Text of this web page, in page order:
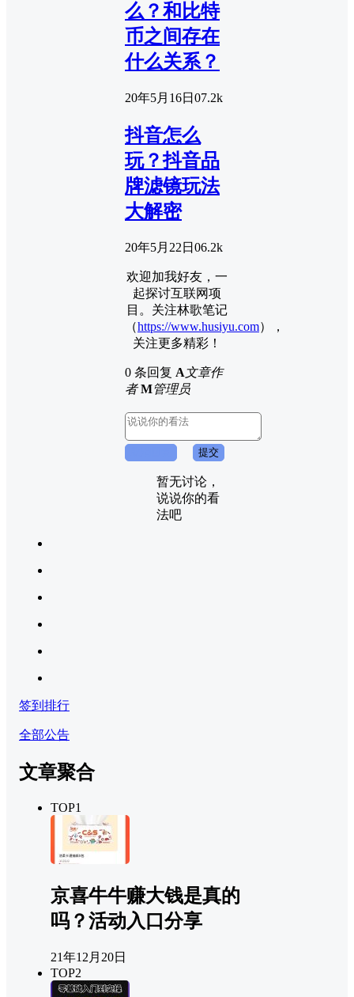
么？和比特
币之间存在
什么关系？
20年5月16日 07.2k
抖音怎么
玩？抖音品
牌滤镜玩法
大解密
20年5月22日 06.2k
欢迎加我好友，一
起探讨互联网项
目。关注林歌笔记
（https://www.husiyu.com），
关注更多精彩！
0 条回复 A文章作
者 M管理员
提交
暂无讨论，
说说你的看
法吧
签到排行
全部公告
文章聚合
TOP1
京喜牛牛赚大钱是真的
吗？活动入口分享
21年12月20日
TOP2